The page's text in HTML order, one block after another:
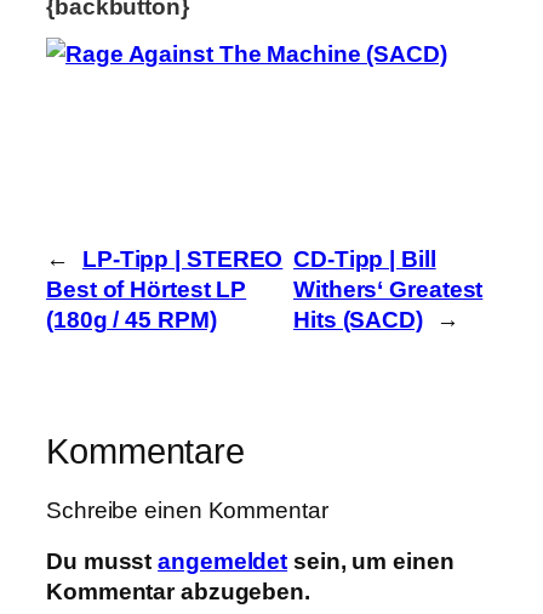
{backbutton}
←
LP-Tipp | STEREO
Best of Hörtest LP
(180g / 45 RPM)
CD-Tipp | Bill
Withers‘ Greatest
Hits (SACD)
→
Kommentare
Schreibe einen Kommentar
Du musstangemeldet sein, um einen
Kommentar abzugeben.